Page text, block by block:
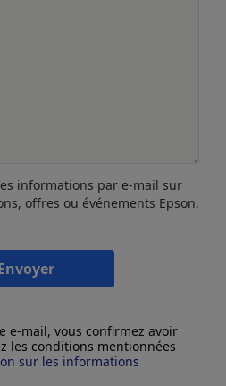
informations par e-mail sur
offres ou événements Epson.
e-mail, vous confirmez avoir
les conditions mentionnées
sur les informations